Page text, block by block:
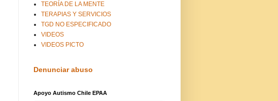
TEORÍA DE LA MENTE
TERAPIAS Y SERVICIOS
TGD NO ESPECIFICADO
VIDEOS
VIDEOS PICTO
Denunciar abuso
Apoyo Autismo Chile EPAA